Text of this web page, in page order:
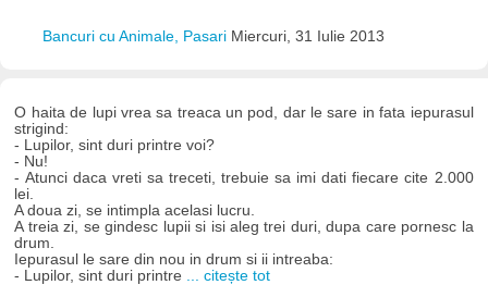
Bancuri cu Animale, Pasari Miercuri, 31 Iulie 2013
O haita de lupi vrea sa treaca un pod, dar le sare in fata iepurasul
strigind:
- Lupilor, sint duri printre voi?
- Nu!
- Atunci daca vreti sa treceti, trebuie sa imi dati fiecare cite 2.000
lei.
A doua zi, se intimpla acelasi lucru.
A treia zi, se gindesc lupii si isi aleg trei duri, dupa care pornesc la
drum.
Iepurasul le sare din nou in drum si ii intreaba:
- Lupilor, sint duri printre
... citește tot